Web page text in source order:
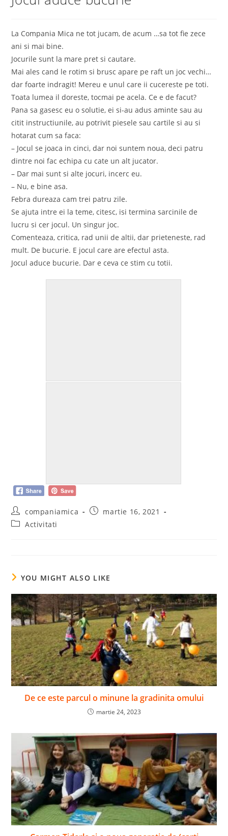
La Compania Mica ne tot jucam, de acum …sa tot fie zece
ani si mai bine.
Jocurile sunt la mare pret si cautare.
Mai ales cand le rotim si brusc apare pe raft un joc vechi…
dar foarte indragit! Mereu e unul care ii cucereste pe toti.
Toata lumea il doreste, tocmai pe acela. Ce e de facut?
Pana sa gasesc eu o solutie, ei si-au adus aminte sau au
citit instructiunile, au potrivit piesele sau cartile si au si
hotarat cum sa faca:
– Jocul se joaca in cinci, dar noi suntem noua, deci patru
dintre noi fac echipa cu cate un alt jucator.
– Dar mai sunt si alte jocuri, incerc eu.
– Nu, e bine asa.
Febra dureaza cam trei patru zile.
Se ajuta intre ei la teme, citesc, isi termina sarcinile de
lucru si cer jocul. Un singur joc.
Comenteaza, critica, rad unii de altii, dar prieteneste, rad
mult. De bucurie. E jocul care are efectul asta.
Jocul aduce bucurie. Dar e ceva ce stim cu totii.
Post
author:
companiamica
Postmartie 16, 2021
PostActivitati
YOU MIGHT ALSO LIKE
De ce este parcul o minune la gradinita omului
martie 24, 2023